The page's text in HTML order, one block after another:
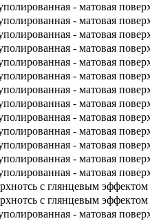
- матовая
- матовая
- матовая
- матовая
- матовая
- матовая
- матовая
- матовая
- матовая
- матовая
- матовая
- матовая
- матовая
с глянцевым эффектом
с глянцевым эффектом
- матовая